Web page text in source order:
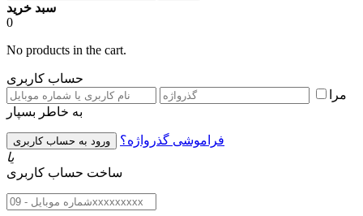
سبد خرید
0
No products in the cart.
حساب کاربری
مرا
به خاطر بسپار
فراموشی گذرواژه؟
یا
ساخت حساب کاربری